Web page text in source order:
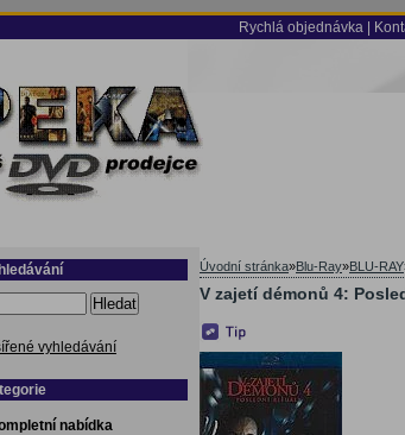
Rychlá objednávka
Hledat
vyhledávání
nabídka
Úvodní stránka»Blu-Ray»BLU-RAY
V zajetí démonů 4: